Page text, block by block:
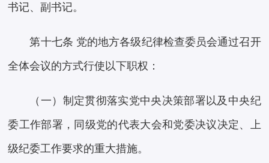
书记、副书记。
第十七条 党的地方各级纪律检查委员会通过召开
全体会议的方式行使以下职权：
（一）制定贯彻落实党中央决策部署以及中央纪
委工作部署，同级党的代表大会和党委决议决定、上
级纪委工作要求的重大措施。